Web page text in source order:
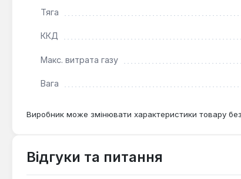
Тяга
ККД
Макс. витрата газу
Вага
Виробник може змінювати характеристики товару
Відгуки та питання